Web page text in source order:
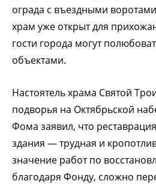
ограда с въездными
храм уже открыт для
гости города могут
объектами.
Настоятель храма Святой
подворья на Октябрьской
Фома заявил, что
здания — трудная и
значение работ по
благодаря Фонду, сложно